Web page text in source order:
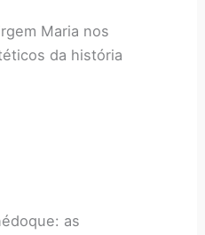
Maria nos
da história
as